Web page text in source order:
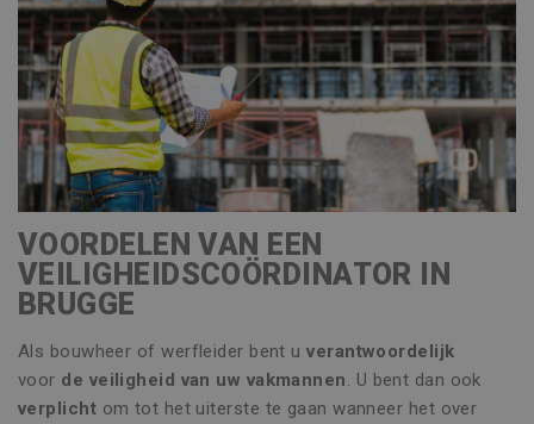
VOORDELEN VAN EEN
VEILIGHEIDSCOÖRDINATOR IN
BRUGGE
Als bouwheer of werfleider bent uverantwoordelijk
voor de veiligheid van uw vakmannen. U bent dan ook
verplicht om tot het uiterste te gaan wanneer het over